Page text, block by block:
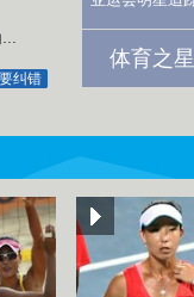
纠错
体育之